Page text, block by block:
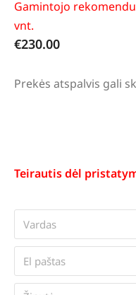
Gamintojo
vnt.
€230.00
Prekės atspalvis gali
Teirautis dėl